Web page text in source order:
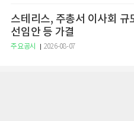
스테리스, 주총서 이사회
선임안 등 가결
주요공시 2026-08-07